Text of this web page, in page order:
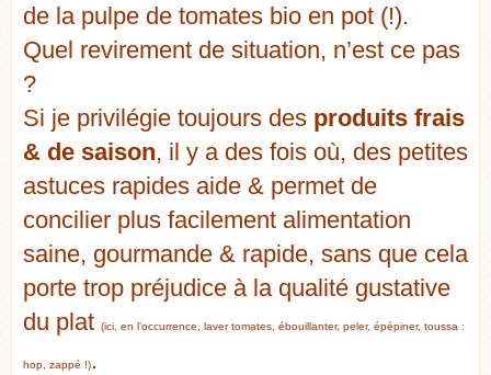
de la pulpe de tomates bio en pot (!).
Quel revirement de situation, n’est ce pas
?
Si je privilégie toujours des produits frais
& de saison, il y a des fois où, des petites
astuces rapides aide & permet de
concilier plus facilement alimentation
saine, gourmande & rapide, sans que cela
porte trop préjudice à la qualité gustative
du plat (ici, en l’occurrence, laver tomates, ébouillanter, peler, épépiner, toussa :
hop, zappé !).